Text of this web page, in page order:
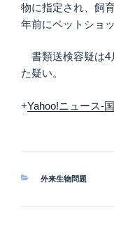
物に指定され、飼
年前にペットショ
書類送検容疑は4
た疑い。
+Yahoo!ニュース-
カ
外来生物問題